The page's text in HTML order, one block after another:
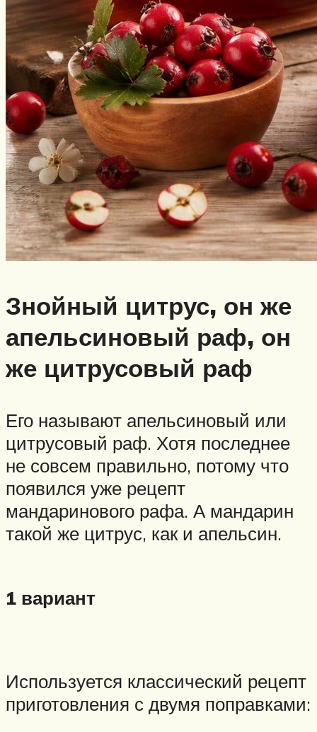
Знойный цитрус, он же
апельсиновый раф, он
же цитрусовый раф
Его называют апельсиновый или
цитрусовый раф. Хотя последнее
не совсем правильно, потому что
появился уже рецепт
мандаринового рафа. А мандарин
такой же цитрус, как и апельсин.
1 вариант
Используется классический рецепт
приготовления с двумя поправками: